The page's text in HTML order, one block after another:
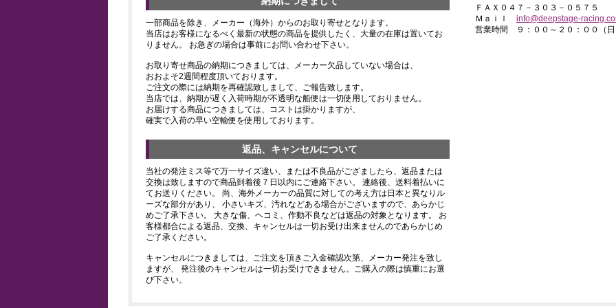
一部商品を除き、メーカー（海外）からのお取り寄せとなります。
当店はお客様になるべく最新の状態の商品を提供したく、大量の在庫は置いてお
りません。 お急ぎの場合は事前にお問い合わせ下さい。
お取り寄せ商品の納期につきましては、メーカー欠品していない場合は、
おおよそ2週間程度頂いております。
ご注文の際には納期を再確認致しまして、ご報告致します。
当店では、納期が遅く入荷時期が不透明な船便は一切使用しておりません。
お届けする商品につきましては、コストは掛かりますが、
確実で入荷の早い空輸便を使用しております。
返品、キャンセルについて
当社の発注ミス等で万一サイズ違い、または不良品がござましたら、返品または
交換は致しますので商品到着後７日以内にご連絡下さい。 連絡後、送料着払いに
てお送りください。 尚、海外メーカーの品質に対しての考え方は日本と異なりル
ーズな部分があり、 小さいキズ、汚れなどある場合がございますので、あらかじ
めご了承下さい。 大きな傷、ヘコミ、作動不良などは返品の対象となります。 お
客様都合による返品、交換、キャンセルは一切お受け出来ませんのであらかじめ
ご了承ください。
キャンセルにつきましては、ご注文を頂きご入金確認次第、メーカー発注を致し
ますが、 発注後のキャンセルは一切お受けできません。ご購入の際は慎重にお選
び下さい。
ＦＡＸ０４７－３０３－０５７５
Ｍａｉｌ info@deepstage-
営業時間 ９：００～２０：００（日